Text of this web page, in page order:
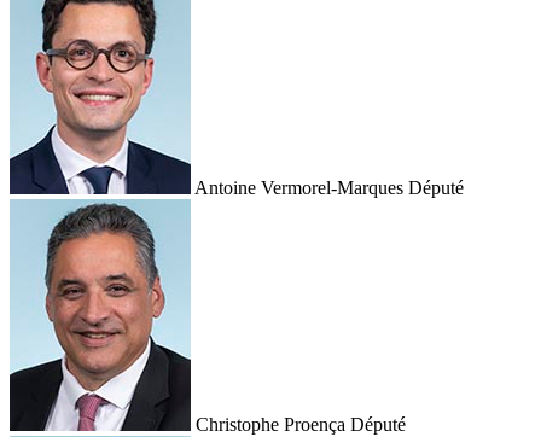
Antoine Vermorel-Marques Député
Christophe Proença Député